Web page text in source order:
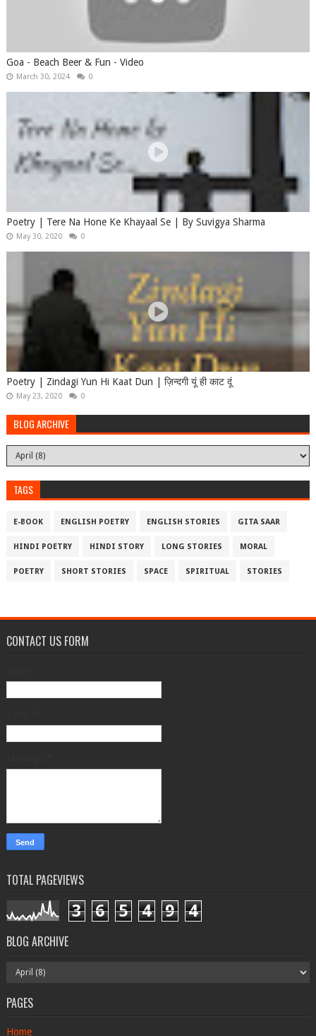
Goa - Beach Beer & Fun - Video
March 30, 2024 0
Poetry | Tere Na Hone Ke Khayaal Se | By Suvigya Sharma
May 30, 2020 0
Poetry | Zindagi Yun Hi Kaat Dun | ज़िन्दगी यूं ही काट दूं
May 23, 2020 0
BLOG ARCHIVE
TAGS
E-BOOK ENGLISH POETRY ENGLISH STORIES GITA SAAR
HINDI POETRY HINDI STORY LONG STORIES MORAL
POETRY SHORT STORIES SPACE SPIRITUAL STORIES
CONTACT US FORM
TOTAL PAGEVIEWS
3 6 5 4 9 4
BLOG ARCHIVE
PAGES
Home